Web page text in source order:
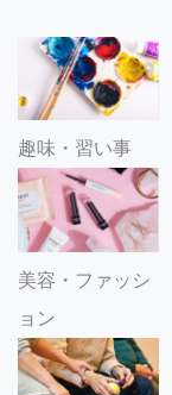
趣味・習い事
美容・ファッシ
ョン